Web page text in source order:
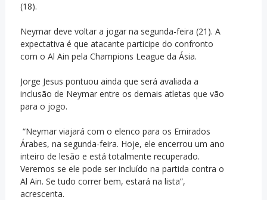
(18).
Neymar deve voltar a jogar na segunda-feira (21). A
expectativa é que atacante participe do confronto
com o Al Ain pela Champions League da Ásia.
Jorge Jesus pontuou ainda que será avaliada a
inclusão de Neymar entre os demais atletas que vão
para o jogo.
“Neymar viajará com o elenco para os Emirados
Árabes, na segunda-feira. Hoje, ele encerrou um ano
inteiro de lesão e está totalmente recuperado.
Veremos se ele pode ser incluído na partida contra o
Al Ain. Se tudo correr bem, estará na lista”,
acrescenta.